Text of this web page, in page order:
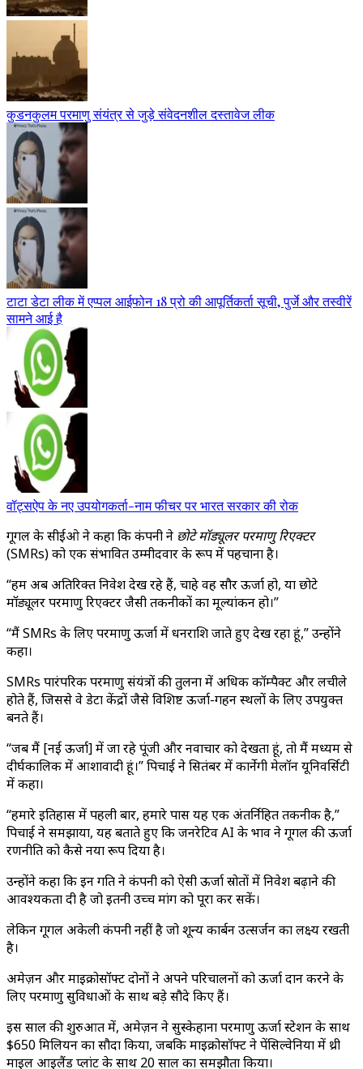
कुडनकुलम परमाणु संयंत्र से जुड़े संवेदनशील दस्तावेज लीक
टाटा डेटा लीक में एप्पल आईफोन 18 प्रो की आपूर्तिकर्ता सूची, पुर्जे और तस्वीरें
सामने आई है
वॉट्सऐप के नए उपयोगकर्ता-नाम फीचर पर भारत सरकार की रोक
गूगल के सीईओ ने कहा कि कंपनी ने छोटे मॉड्यूलर परमाणु रिएक्टर
(SMRs) को एक संभावित उम्मीदवार के रूप में पहचाना है।
“हम अब अतिरिक्त निवेश देख रहे हैं, चाहे वह सौर ऊर्जा हो, या छोटे
मॉड्यूलर परमाणु रिएक्टर जैसी तकनीकों का मूल्यांकन हो।”
“मैं SMRs के लिए परमाणु ऊर्जा में धनराशि जाते हुए देख रहा हूं,” उन्होंने
कहा।
SMRs पारंपरिक परमाणु संयंत्रों की तुलना में अधिक कॉम्पैक्ट और लचीले
होते हैं, जिससे वे डेटा केंद्रों जैसे विशिष्ट ऊर्जा-गहन स्थलों के लिए उपयुक्त
बनते हैं।
“जब मैं [नई ऊर्जा] में जा रहे पूंजी और नवाचार को देखता हूं, तो मैं मध्यम से
दीर्घकालिक में आशावादी हूं।” पिचाई ने सितंबर में कार्नेगी मेलॉन यूनिवर्सिटी
में कहा।
“हमारे इतिहास में पहली बार, हमारे पास यह एक अंतर्निहित तकनीक है,”
पिचाई ने समझाया, यह बताते हुए कि जनरेटिव AI के प्रभाव ने गूगल की ऊर्जा
रणनीति को कैसे नया रूप दिया है।
उन्होंने कहा कि इन प्रगति ने कंपनी को ऐसी ऊर्जा स्रोतों में निवेश बढ़ाने की
आवश्यकता दी है जो इतनी उच्च मांग को पूरा कर सकें।
लेकिन गूगल अकेली कंपनी नहीं है जो शून्य कार्बन उत्सर्जन का लक्ष्य रखती
है।
अमेज़न और माइक्रोसॉफ्ट दोनों ने अपने परिचालनों को ऊर्जा प्रदान करने के
लिए परमाणु सुविधाओं के साथ बड़े सौदे किए हैं।
इस साल की शुरुआत में, अमेज़न ने सुस्केहाना परमाणु ऊर्जा स्टेशन के साथ
$650 मिलियन का सौदा किया, जबकि माइक्रोसॉफ्ट ने पेंसिल्वेनिया में थ्री
माइल आइलैंड प्लांट के साथ 20 साल का समझौता किया।